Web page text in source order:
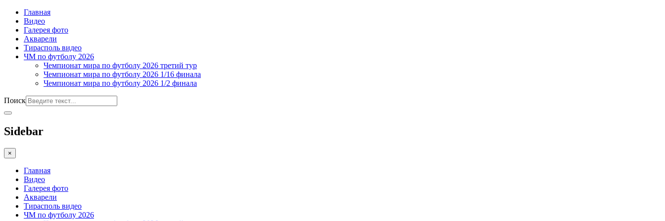
Главная
Видео
Галерея фото
Акварели
Тирасполь видео
ЧМ по футболу 2026
Чемпионат мира по футболу 2026 третий тур
Чемпионат мира по футболу 2026 1/16 финала
Чемпионат мира по футболу 2026 1/2 финала
Поиск
Sidebar
×
Главная
Видео
Галерея фото
Акварели
Тирасполь видео
ЧМ по футболу 2026